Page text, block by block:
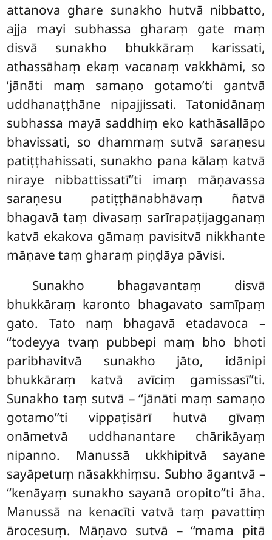
attanova ghare sunakho hutvā nibbatto,
ajja mayi subhassa gharaṃ gate maṃ
disvā sunakho bhukkāraṃ karissati,
athassāhaṃ ekaṃ vacanaṃ vakkhāmi, so
‘jānāti maṃ samaṇo gotamo’ti gantvā
uddhanaṭṭhāne nipajjissati. Tatonidānaṃ
subhassa mayā saddhiṃ eko kathāsallāpo
bhavissati, so dhammaṃ sutvā saraṇesu
patiṭṭhahissati, sunakho pana kālaṃ katvā
niraye nibbattissatī’’ti imaṃ māṇavassa
saraṇesu patiṭṭhānabhāvaṃ ñatvā
bhagavā taṃ divasaṃ sarīrapaṭijagganaṃ
katvā ekakova gāmaṃ pavisitvā nikkhante
māṇave taṃ gharaṃ piṇḍāya pāvisi.
Sunakho bhagavantaṃ disvā
bhukkāraṃ karonto bhagavato samīpaṃ
gato. Tato naṃ bhagavā etadavoca –
‘‘todeyya tvaṃ pubbepi maṃ bho bhoti
paribhavitvā sunakho jāto, idānipi
bhukkāraṃ katvā avīciṃ gamissasī’’ti.
Sunakho taṃ sutvā – ‘‘jānāti maṃ samaṇo
gotamo’’ti vippaṭisārī hutvā gīvaṃ
onāmetvā uddhanantare chārikāyaṃ
nipanno. Manussā ukkhipitvā sayane
sayāpetuṃ nāsakkhiṃsu. Subho āgantvā –
‘‘kenāyaṃ sunakho sayanā oropito’’ti āha.
Manussā na kenacīti vatvā taṃ pavattiṃ
ārocesuṃ. Māṇavo sutvā – ‘‘mama pitā